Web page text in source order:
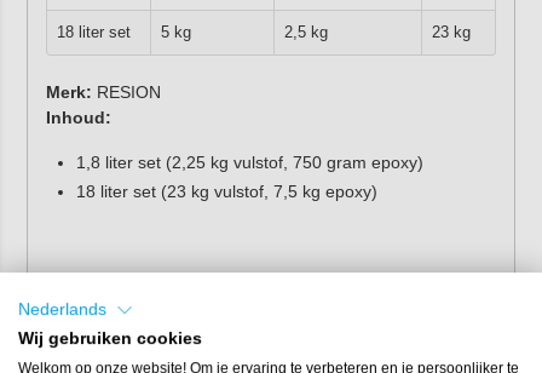
18 liter set 5 kg 2,5 kg 23 kg
Merk: RESION
Inhoud:
1,8 liter set (2,25 kg vulstof, 750 gram epoxy)
18 liter set (23 kg vulstof, 7,5 kg epoxy)
Nederlands
Wij gebruiken cookies
Welkom op onze website! Om je ervaring te verbeteren en je persoonlijker te